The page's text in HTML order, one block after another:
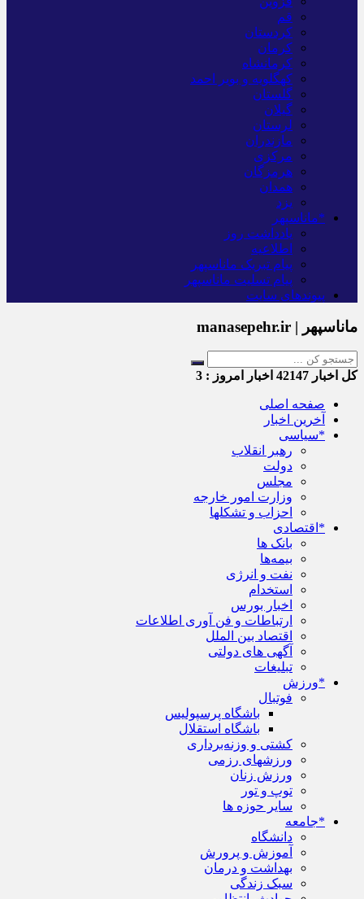
قم
کردستان
کرمان
کرمانشاه
کهگلویه و بویر احمد
گلستان
گیلان
لرستان
مازندران
مرکزی
هرمزگان
همدان
یزد
*ماناسپهر
یادداشت روز
اطلاعیه
پیام تبریک ماناسپهر
پیام تسلیت ماناسپهر
پیوندهای سایت
ماناسپهر | manasepehr.ir
کل اخبار اخبار امروز : 3
صفحه اصلی
آخرین اخبار
*سیاسی
رهبر انقلاب
دولت
مجلس
وزارت امور خارجه
احزاب و تشکلها
*اقتصادی
بانک ها
بیمه‌ها
نفت و انرژی
استخدام
اخبار بورس
ارتباطات و فن آوری اطلاعات
اقتصاد بین الملل
آگهی های دولتی
تبلیغات
*ورزش
فوتبال
باشگاه پرسپولیس
باشگاه استقلال
کشتی و وزنه‌برداری
ورزشهای رزمی
ورزش زنان
توپ و تور
سایر حوزه ها
*جامعه
دانشگاه
آموزش و پرورش
بهداشت و درمان
سبک زندگی